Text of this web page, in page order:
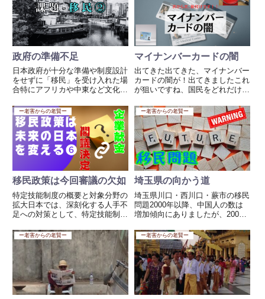
のこと、なんとも言葉にならない
です。高齢者の方が多くいる...
政府の準備不足
日本政府が十分な準備や制度設計
をせずに「移民」を受け入れた場
合特にアフリカや中東など文化・
域からの移民が増えれば、以下の
ような大きなリスクが現実化する
可能性があります。想定される問
題点1. 治安・犯罪リスク 生...
マイナンバーカードの闇
出てきた出てきた、マイナンバー
カードの闇が！出てきましたこれ
が狙いですね、国民をどれだけ騙
納税しないで、国民はカードナン
バーですべて把握する。便利便利
でカードを取得させて、後からあ
とから次々いらぬことを紐付け
て...
ー老害からの老賢ー
移民政策は今回審議の欠如
特定技能制度の概要と対象分野の
拡大日本では、深刻化する人手不
足への対策として、特定技能制度
は、特定産業分野における外国人
の就労を認めるもので、人材確保
が急務とされる分野を中心に適用
されています。2023年には新
た...
ー老害からの老賢ー
埼玉県の向かう道
埼玉県川口・西川口・蕨市の移民
問題2000年以降、中国人の数は
増加傾向にありましたが、2005
微々たるものでした。同時期に、
UR都市機構（旧・公団住宅）の
業績に陰りが見え始めました。マ
ンションブームの影響で、多く...
ー老害からの老賢ー ー老害からの老賢ー